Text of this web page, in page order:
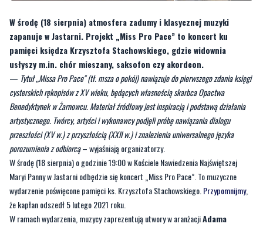
usłyszy m.in. chór mieszany, saksofon czy akordeon.
—Tytuł „Missa Pro Pace" (tł. msza o pokój) nawiązuje do pierwszego zdania księgi
cysterskich rękopisów z XV wieku, będących własnością skarbca Opactwa
Benedyktynek w Żarnowcu. Materiał źródłowy jest inspiracją i podstawą działania
artystycznego. Twórcy, artyści i wykonawcy podjęli próbę nawiązania dialogu
przeszłości (XV w.) z przyszłością (XXII w.) i znalezienia uniwersalnego języka
porozumienia z odbiorcą– wyjaśniają organizatorzy.
W środę (18 sierpnia) o godzinie 19:00 w Kościele Nawiedzenia Najświętszej
Maryi Panny w Jastarni odbędzie się koncert „Miss Pro Pace”. To muzyczne
wydarzenie poświęcone pamięci ks. Krzysztofa Stachowskiego.
że kapłan odszedł 5 lutego 2021 roku.
W ramach wydarzenia, muzycy zaprezentują utwory w aranżacjiAdama
Diesnerapod dyrekcjąZofii Guz . Wystąpią -Barbara Lewicka (sopran),
Tomasz Fopke (baryton), Jakub Klemensiewicz (saksofon), Patryk
Dopke (organy), Paweł Wiśniewski (akordeon), Chór Lutnia z